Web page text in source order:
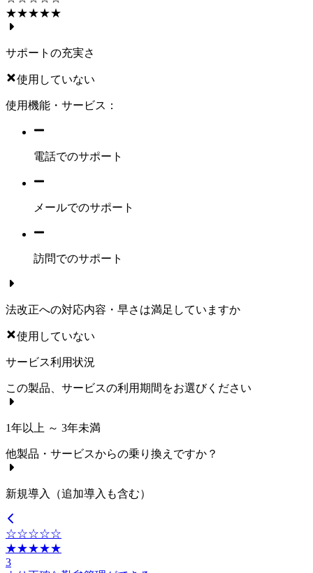
★★★★★
サポートの充実さ
使用していない
使用機能・サービス：
電話でのサポート
メールでのサポート
訪問でのサポート
法改正への対応内容・早さは満足していますか
使用していない
サービス利用状況
この製品、サービスの利用期間をお選びください
1年以上 ～ 3年未満
他製品・サービスからの乗り換えですか？
新規導入（追加導入も含む）
☆☆☆☆☆
★★★★★
3